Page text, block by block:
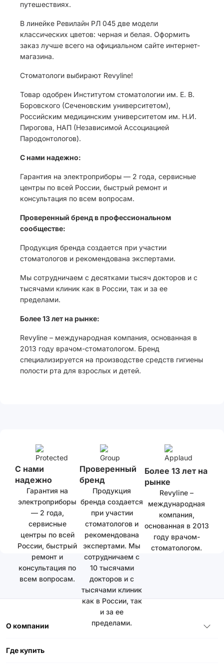
путешествиях.
В линейке Ревилайн РЛ 045 две модели
классических цветов: черная и белая. Оформить
заказ лучше всего на официальном сайте интернет-
магазина.
Стоматологи выбирают Revyline!
Товар одобрен Институтом стоматологии им. Е. В.
Боровского (Сеченовским университетом),
Российским медицинским университетом им. Н.И.
Пирогова, НАП (Независимой Ассоциацией
Пародонтологов).
С нами надежно:
Гарантия на электроприборы — 2 года, сервисные
центры по всей России, быстрый ремонт и
консультация по всем вопросам.
Проверенный бренд в профессиональном
сообществе:
Продукция бренда создается при участии
стоматологов и рекомендована экспертами.
Мы сотрудничаем с десятками тысяч докторов и с
тысячами клиник как в России, так и за ее
пределами.
Более 13 лет на рынке:
Revyline – международная компания, основанная в
2013 году врачом-стоматологом. Бренд
специализируется на производстве средств гигиены
полости рта для взрослых и детей.
С нами
надежно
Гарантия на
электроприборы
— 2 года,
сервисные
центры по всей
России, быстрый
ремонт и
консультация по
всем вопросам.
Проверенный
бренд
Продукция
бренда создается
при участии
стоматологов и
рекомендована
экспертами. Мы
сотрудничаем с
10 тысячами
докторов и с
тысячами клиник
как в России, так
и за ее
пределами.
Более 13 лет на
рынке
Revyline –
международная
компания,
основанная в 2013
году врачом-
стоматологом.
О компании
Где купить